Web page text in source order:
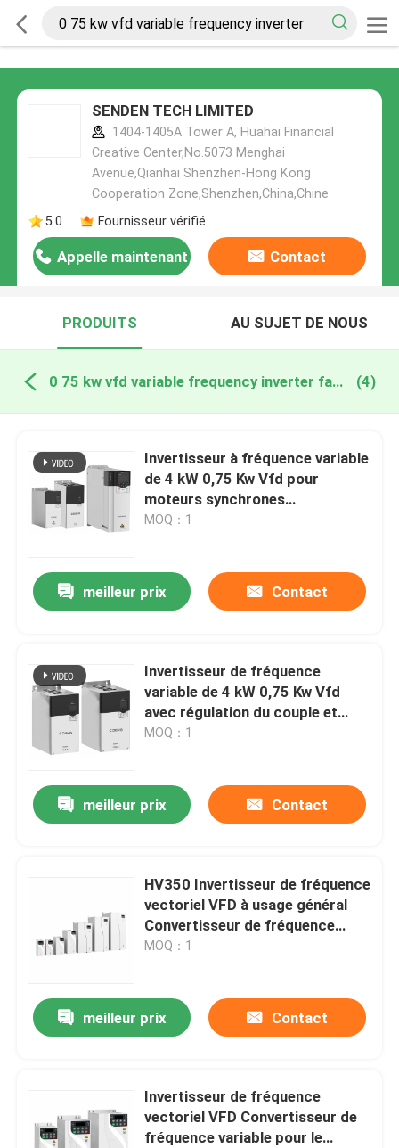
SENDEN TECH LIMITED
1404-1405A Tower A, Huahai Financial
Creative Center,No.5073 Menghai
Avenue,Qianhai Shenzhen-Hong Kong
Cooperation Zone,Shenzhen,China,Chine
5.0
Fournisseur vérifié
Appelle maintenant Contact
PRODUITS AU SUJET DE NOUS
0 75 kw vfd variable frequency inverter fabrication en ligne (4)
Invertisseur à fréquence variable
de 4 kW 0,75 Kw Vfd pour
moteurs synchrones
asynchrones
MOQ：1
meilleur prix Contact
Invertisseur de fréquence
variable de 4 kW 0,75 Kw Vfd
avec régulation du couple et
régulation de vitesse CLVC
MOQ：1
meilleur prix Contact
HV350 Invertisseur de fréquence
vectoriel VFD à usage général
Convertisseur de fréquence
variable pour le contrôle
MOQ：1
meilleur prix Contact
Invertisseur de fréquence
vectoriel VFD Convertisseur de
fréquence variable pour le